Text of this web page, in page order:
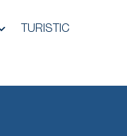
TURISTIC